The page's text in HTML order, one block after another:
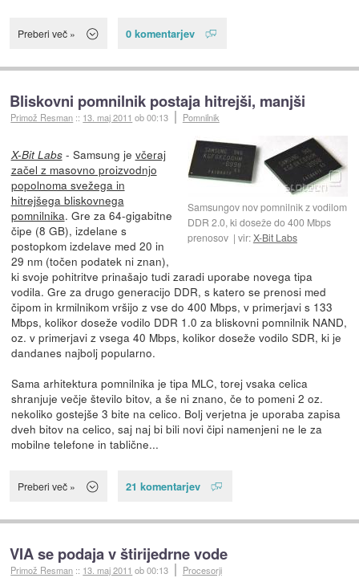
Preberi več » 0 komentarjev
Bliskovni pomnilnik postaja hitrejši, manjši
Primož Resman :: 13. maj 2011 ob 00:13 Pomnilnik
Samsungov nov pomnilnik z vodilom
DDR 2.0, ki doseže do 400 Mbps
prenosov
vir:X-Bit Labs
X-Bit Labs- Samsung je včeraj
začel z masovno proizvodnjo
popolnoma svežega in
hitrejšega bliskovnega
pomnilnika. Gre za 64-gigabitne
čipe (8 GB), izdelane s
postopkom izdelave med 20 in
29 nm (točen podatek ni znan),
ki svoje pohitritve prinašajo tudi zaradi uporabe novega tipa
vodila. Gre za drugo generacijo DDR, s katero se prenosi med
čipom in krmilnikom vršijo z vse do 400 Mbps, v primerjavi s 133
Mbps, kolikor doseže vodilo DDR 1.0 za bliskovni pomnilnik NAND,
oz. v primerjavi z vsega 40 Mbps, kolikor doseže vodilo SDR, ki je
dandanes najbolj popularno.
Sama arhitektura pomnilnika je tipa MLC, torej vsaka celica
shranjuje večje število bitov, a še ni znano, če to pomeni 2 oz.
nekoliko gostejše 3 bite na celico. Bolj verjetna je uporaba zapisa
dveh bitov na celico, saj naj bi bili novi čipi namenjeni ne le za
mobilne telefone in tablične...
Preberi več » 21 komentarjev
VIA se podaja v štirijedrne vode
Primož Resman :: 13. maj 2011 ob 00:13 Procesorji